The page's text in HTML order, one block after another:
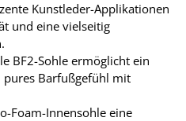
Kunstleder-Applikationen
und eine vielseitig
BF2-Sohle ermöglicht ein
Barfußgefühl mit
Foam-Innensohle eine